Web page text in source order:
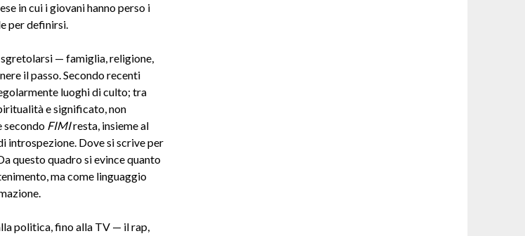
in cui i giovani hanno perso i
per definirsi.
— famiglia, religione,
il passo. Secondo recenti
luoghi di culto; tra
e significato, non
secondo FIMIresta, insieme al
introspezione. Dove si scrive per
questo quadro si evince quanto
ma come linguaggio
politica, fino alla TV — il rap,